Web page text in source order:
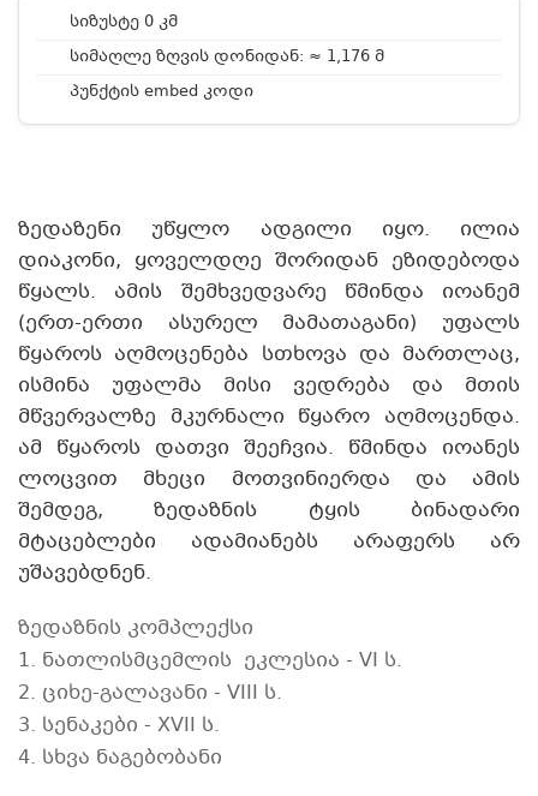
სიზუსტე 0 კმ
სიმაღლე ზღვის დონიდან: ≈ 1,176 მ
პუნქტის embed კოდი
ზედაზენი უწყლო ადგილი იყო. ილია
დიაკონი, ყოველდღე შორიდან ეზიდებოდა
წყალს. ამის შემხვედვარე წმინდა იოანემ
(ერთ-ერთი ასურელ მამათაგანი) უფალს
წყაროს აღმოცენება სთხოვა და მართლაც,
ისმინა უფალმა მისი ვედრება და მთის
მწვერვალზე მკურნალი წყარო აღმოცენდა.
ამ წყაროს დათვი შეეჩვია. წმინდა იოანეს
ლოცვით მხეცი მოთვინიერდა და ამის
შემდეგ, ზედაზნის ტყის ბინადარი
მტაცებლები ადამიანებს არაფერს არ
უშავებდნენ.
ზედაზნის კომპლექსი
1. ნათლისმცემლის ეკლესია - VI ს.
2. ციხე-გალავანი - VIII ს.
3. სენაკები - XVII ს.
4. სხვა ნაგებობანი